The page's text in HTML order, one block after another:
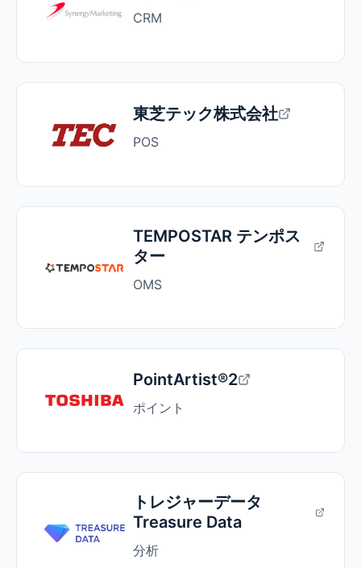
CRM
東芝テック株式会社
POS
TEMPOSTAR テンポス
ター
OMS
PointArtist®2
ポイント
トレジャーデータ
Treasure Data
分析